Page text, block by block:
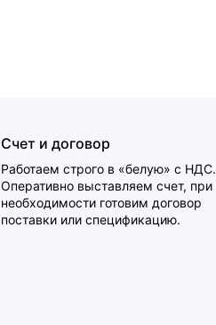
Счет и договор
Работаем строго в «белую» с НДС.
Оперативно выставляем счет, при
необходимости готовим договор
поставки или спецификацию.